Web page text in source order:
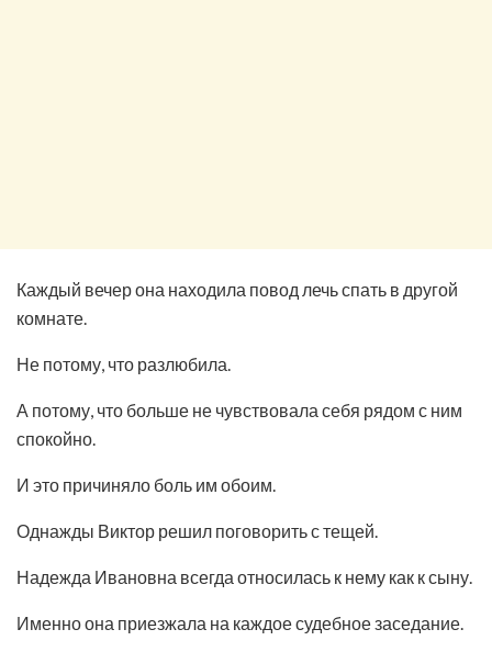
Каждый вечер она находила повод лечь спать в другой
комнате.
Не потому, что разлюбила.
А потому, что больше не чувствовала себя рядом с ним
спокойно.
И это причиняло боль им обоим.
Однажды Виктор решил поговорить с тещей.
Надежда Ивановна всегда относилась к нему как к сыну.
Именно она приезжала на каждое судебное заседание.